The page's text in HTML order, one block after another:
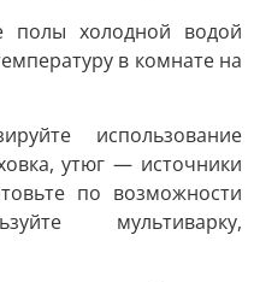
полы холодной водой
в комнате на
использование
утюг — источники
по возможности
мультиварку,